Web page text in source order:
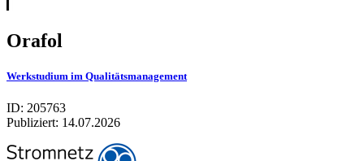
Orafol
Werkstudium im Qualitätsmanagement
ID: 205763
Publiziert: 14.07.2026